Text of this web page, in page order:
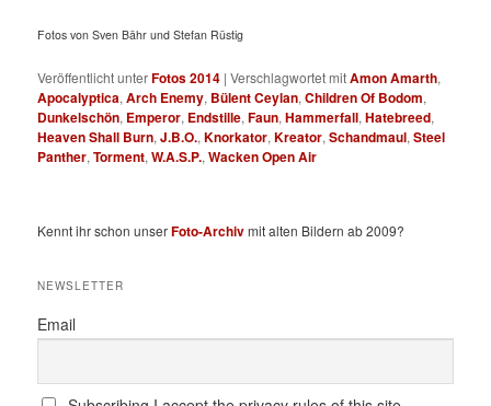
Fotos von Sven Bähr und Stefan Rüstig
Veröffentlicht unterFotos 2014 |Verschlagwortet mitAmon Amarth,
Apocalyptica,Arch Enemy, Bülent Ceylan,Children Of Bodom,
Dunkelschön, Emperor, Endstille,Faun,Hammerfall,Hatebreed,
Heaven Shall Burn,J.B.O.,Knorkator,Kreator,Schandmaul,Steel
Panther,Torment,W.A.S.P.,Wacken Open Air
Kennt ihr schon unserFoto-Archivmit alten Bildern ab 2009?
NEWSLETTER
Email